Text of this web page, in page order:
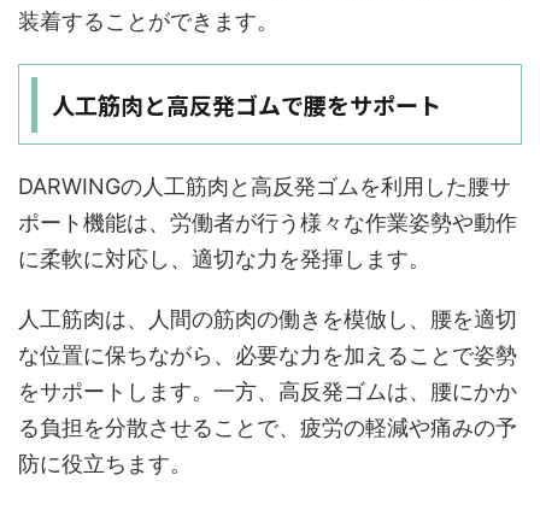
装着することができます。
人工筋肉と高反発ゴムで腰をサポート
DARWINGの人工筋肉と高反発ゴムを利用した腰サ
ポート機能は、労働者が行う様々な作業姿勢や動作
に柔軟に対応し、適切な力を発揮します。
人工筋肉は、人間の筋肉の働きを模倣し、腰を適切
な位置に保ちながら、必要な力を加えることで姿勢
をサポートします。一方、高反発ゴムは、腰にかか
る負担を分散させることで、疲労の軽減や痛みの予
防に役立ちます。